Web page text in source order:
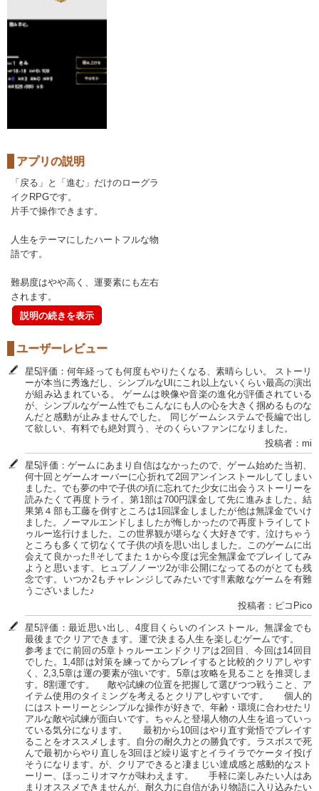
アプリの説明
「戻る」と「進む」だけのローグラ
イクRPGです。
片手で操作できます。
人生をテーマにしたハートフルな物
語です。
難易度はやや高く、運要素にも左右
されます。
説明の続きを表示
ユーザーレビュー
星5評価：何年経っても何度もやりたくなる、素晴らしい。 ストーリ
ーが本当に秀逸だし、シンプルなUIにこれ以上ないくらい最高の演出
が組み込まれている。 ゲームは映像や音楽の進化が評価されている
が、シンプルなゲーム性でもこんなにも人の心を大きく掴めるものな
んだと感動が止みませんでした。 同じゲームシステムで長編で出し
て欲しい、有料でも絶対買う、そのくらいファンになりました。
投稿者：mi
星5評価：ゲームにあまり自信はなかったので、ゲーム始めた当初、
何十回とゲームオーバーに心折れて2回アンインストールしてしまい
ました。でも夢の中で子供の頃に忘れてた少女に出会うストーリーを
読みたくて再度トライ。第1部は700円課金して先に進みました。結
果第４部も工藤を倒すところは1回課金しましたが他は無課金でいけ
ました。ノーマルエンドしましたが悔しかったので再度トライしてト
ゥルー迄行けました。この世界観が堪らなく大好きです。泣けちゃう
ところも多くて切なくて子供の頃を思い出しました。このゲームに出
会えて良かった‼そしてまた１から今度は完全無課金でプレイしてみ
ようと思います。ヒュプノノーツ2が非公開になってるのがとても残
念です。いつか2もチャレンジしてみたいです‼素敵なゲームを有難
うございました♪
投稿者：ピコPico
星5評価：最近思い出し、4度目くらいのインストール。無課金でも
最後までクリアできます。運で決まる人生を楽しむゲームです。
参考までに前回の5章トゥルーエンドクリアは2回目、今回は14回目
でした。1,4部は対策を練ってからプレイすると比較的クリアしやす
く、2,3,5章は運の要素が強いです。5章は攻略を見ることを推奨しま
す。8割運です。 敵や試練の位置を把握して選びつつ戦うこと、ア
イテム使用のタイミングを考えるとクリアしやすいです。 個人的
にはストーリーとシンプルな操作が好きで、年齢・環境に合わせたリ
アルな敵や試練が面白いです。ちゃんと登場人物の人生を追っていっ
ている気分になります。 最初から10回はやり直す覚悟でプレイす
ることをオススメします。自分の耐久力との勝負です。ラスボスで死
んで最初からやり直しを3回ほど繰り返すとイライラでケータイ投げ
そうになります。が、クリアできると凄まじい達成感と感動的なスト
ーリー、ほっこりオマケが味わえます。 手軽に楽しみたい人はあ
まりオススメできませんが、耐久力に自信があり物語に入り込みたい